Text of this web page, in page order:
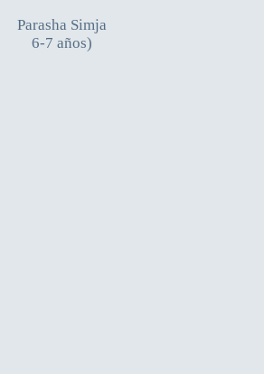
Parasha Simja
6-7 años)